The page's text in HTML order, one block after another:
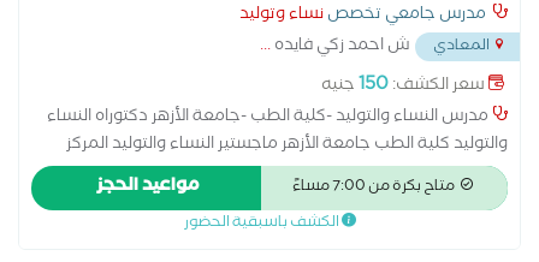
مدرس جامعي تخصصنساء وتوليد
المعادي ش احمد زكي فايده...
سعر الكشف:150جنيه
مدرس النساء والتوليد -كلية الطب -جامعة الأزهر دكتوراه النساء
والتوليد كلية الطب جامعة الأزهر ماجستير النساء والتوليد المركز
الدولي الإسلامي زميل طب الجنين وتشوهات الأجنه _القصر العيني
استشاري الحقن المجهري مستشفى آدم الدولي
متاح بكرة من 7:00 مساءً مواعيد الحجز
الكشف باسبقية الحضور